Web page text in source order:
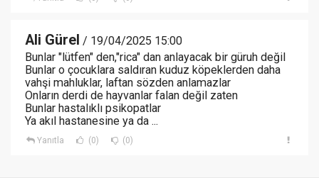
Ali Gürel / 19/04/2025 15:00
Bunlar "lütfen" den,"rica" dan anlayacak bir güruh değil
Bunlar o çocuklara saldıran kuduz köpeklerden daha
vahşi mahluklar, laftan sözden anlamazlar
Onların derdi de hayvanlar falan değil zaten
Bunlar hastalıklı psikopatlar
Ya akıl hastanesine ya da ...
Yanıtla (0) (0)